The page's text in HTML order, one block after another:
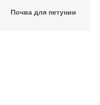
Почва для петунии